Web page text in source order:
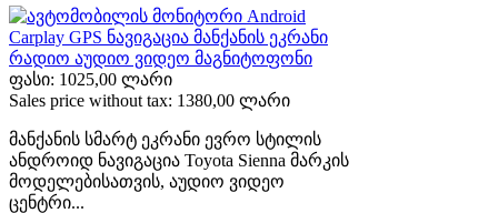
ფასი: 1025,00 ლარი
Sales price without tax: 1380,00 ლარი
მანქანის სმარტ ეკრანი ევრო სტილის
ანდროიდ ნავიგაცია Toyota Sienna მარკის
მოდელებისათვის, აუდიო ვიდეო
ცენტრი...